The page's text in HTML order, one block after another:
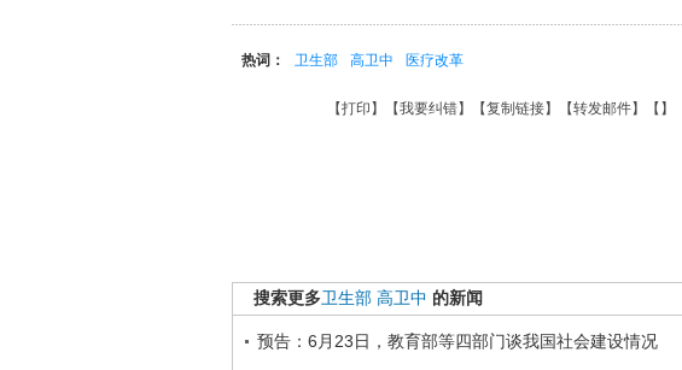
热词： 卫生部 高卫中 医疗改革
【打印 】【我要纠错】【复制链接】【转发邮件】【 】
搜索更多卫生部 高卫中 的新闻
预告：6月23日，教育部等四部门谈我国社会建设情况